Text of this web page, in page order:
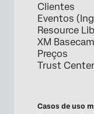
Clientes
Eventos
Resource
XM
Preços
Trust Center
Casos de uso